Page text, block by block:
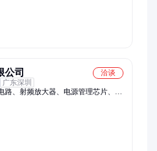
公司
洽谈
广东深圳
路、射频放大器、电源管理芯片、微
大器、数模转换器、TI、ADI、连接